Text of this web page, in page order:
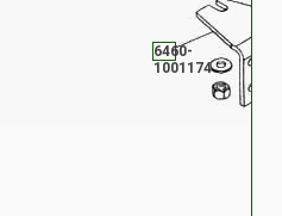
6460-
1001174